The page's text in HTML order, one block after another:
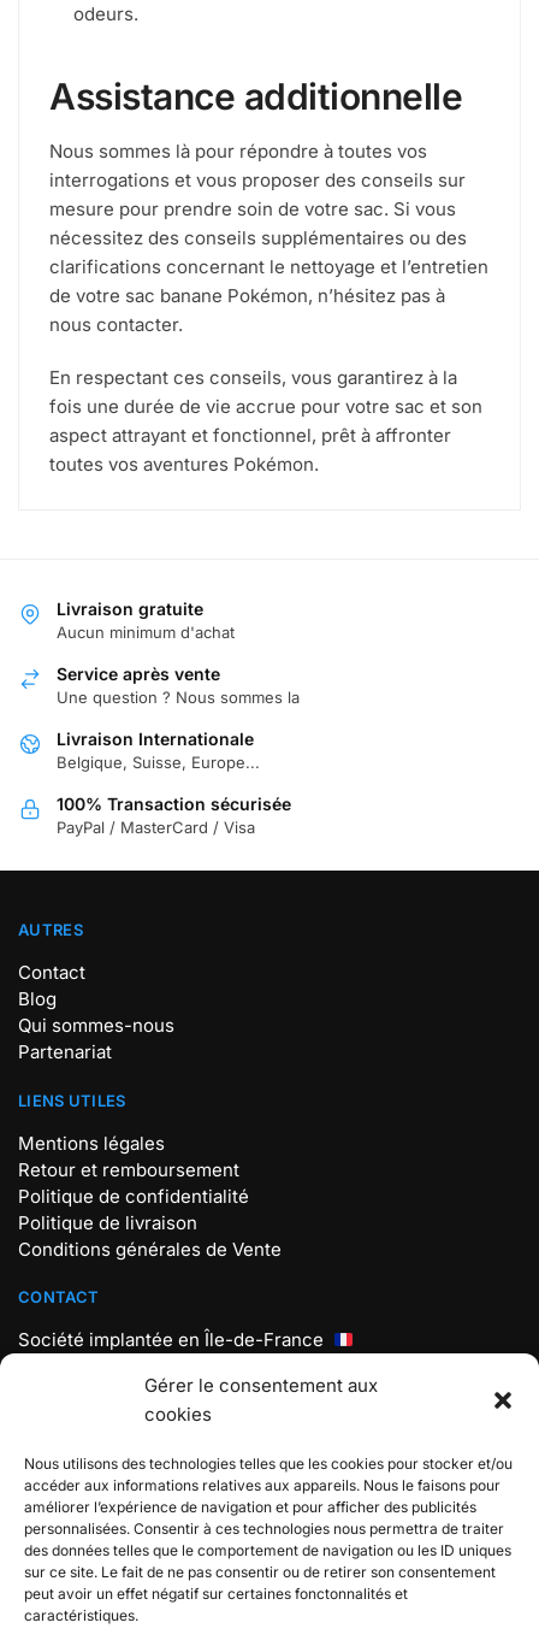
Gérer le consentement aux
cookies
Nous utilisons des technologies telles que les cookies pour stocker et/ou
accéder aux informations relatives aux appareils. Nous le faisons pour
améliorer l’expérience de navigation et pour afficher des publicités
personnalisées. Consentir à ces technologies nous permettra de traiter
des données telles que le comportement de navigation ou les ID uniques
sur ce site. Le fait de ne pas consentir ou de retirer son consentement
peut avoir un effet négatif sur certaines fonctonnalités et
caractéristiques.
odeurs.
Assistance additionnelle
Nous sommes là pour répondre à toutes vos
interrogations et vous proposer des conseils sur
mesure pour prendre soin de votre sac. Si vous
nécessitez des conseils supplémentaires ou des
clarifications concernant le nettoyage et l’entretien
de votre sac banane Pokémon, n’hésitez pas à
nous contacter.
En respectant ces conseils, vous garantirez à la
fois une durée de vie accrue pour votre sac et son
aspect attrayant et fonctionnel, prêt à affronter
toutes vos aventures Pokémon.
Livraison gratuite
Aucun minimum d'achat
Service après vente
Une question ? Nous sommes la
Livraison Internationale
Belgique, Suisse, Europe...
100% Transaction sécurisée
PayPal / MasterCard / Visa
AUTRES
Contact
Blog
Qui sommes-nous
Partenariat
LIENS UTILES
Mentions légales
Retour et remboursement
Politique de confidentialité
Politique de livraison
Conditions générales de Vente
CONTACT
Société implantée en Île-de-France
Téléphone : +33 7 56 98 18 19
Lundi au vendredi : 9h30 – 17h30
BOUTIQUE POKEMON
Boutique spécialisée sur L’univers Pokémon, Rejoignez
l’aventure et attrapez-les tous !
Store Pokemon 2024 © – Boutique spécialisée Pokémon
(non affiliée à The Pokemon Company)